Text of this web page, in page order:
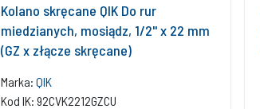
Kolano skręcane QIK Do rur
miedzianych, mosiądz, 1/2'' x 22 mm
(GZ x złącze skręcane)
Marka: QIK
Kod IK: 92CVK2212GZCU